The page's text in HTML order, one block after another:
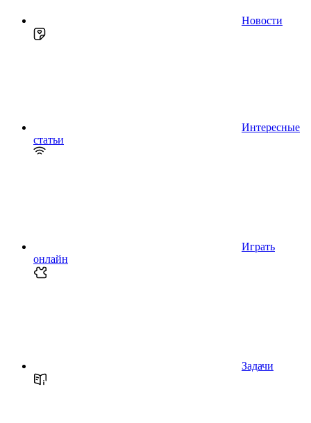
Новости
Интересные
статьи
Играть
онлайн
Задачи